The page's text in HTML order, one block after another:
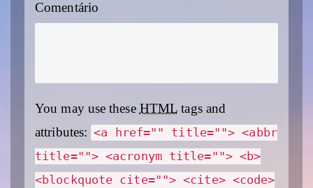
Comentário
You may use these HTML tags and
attributes: <a href="" title=""> <abbr
title=""> <acronym title=""> <b>
<blockquote cite=""> <cite> <code>